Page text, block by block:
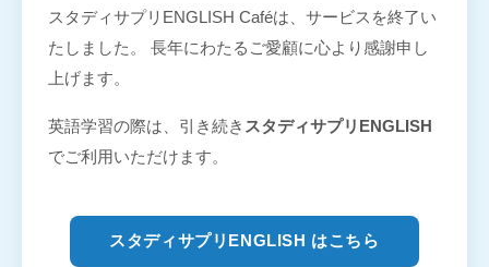
スタディサプリENGLISH Caféは、サービスを終了い
たしました。 長年にわたるご愛顧に心より感謝申し
上げます。
英語学習の際は、引き続き スタディサプリENGLISH
でご利用いただけます。
スタディサプリENGLISH はこちら